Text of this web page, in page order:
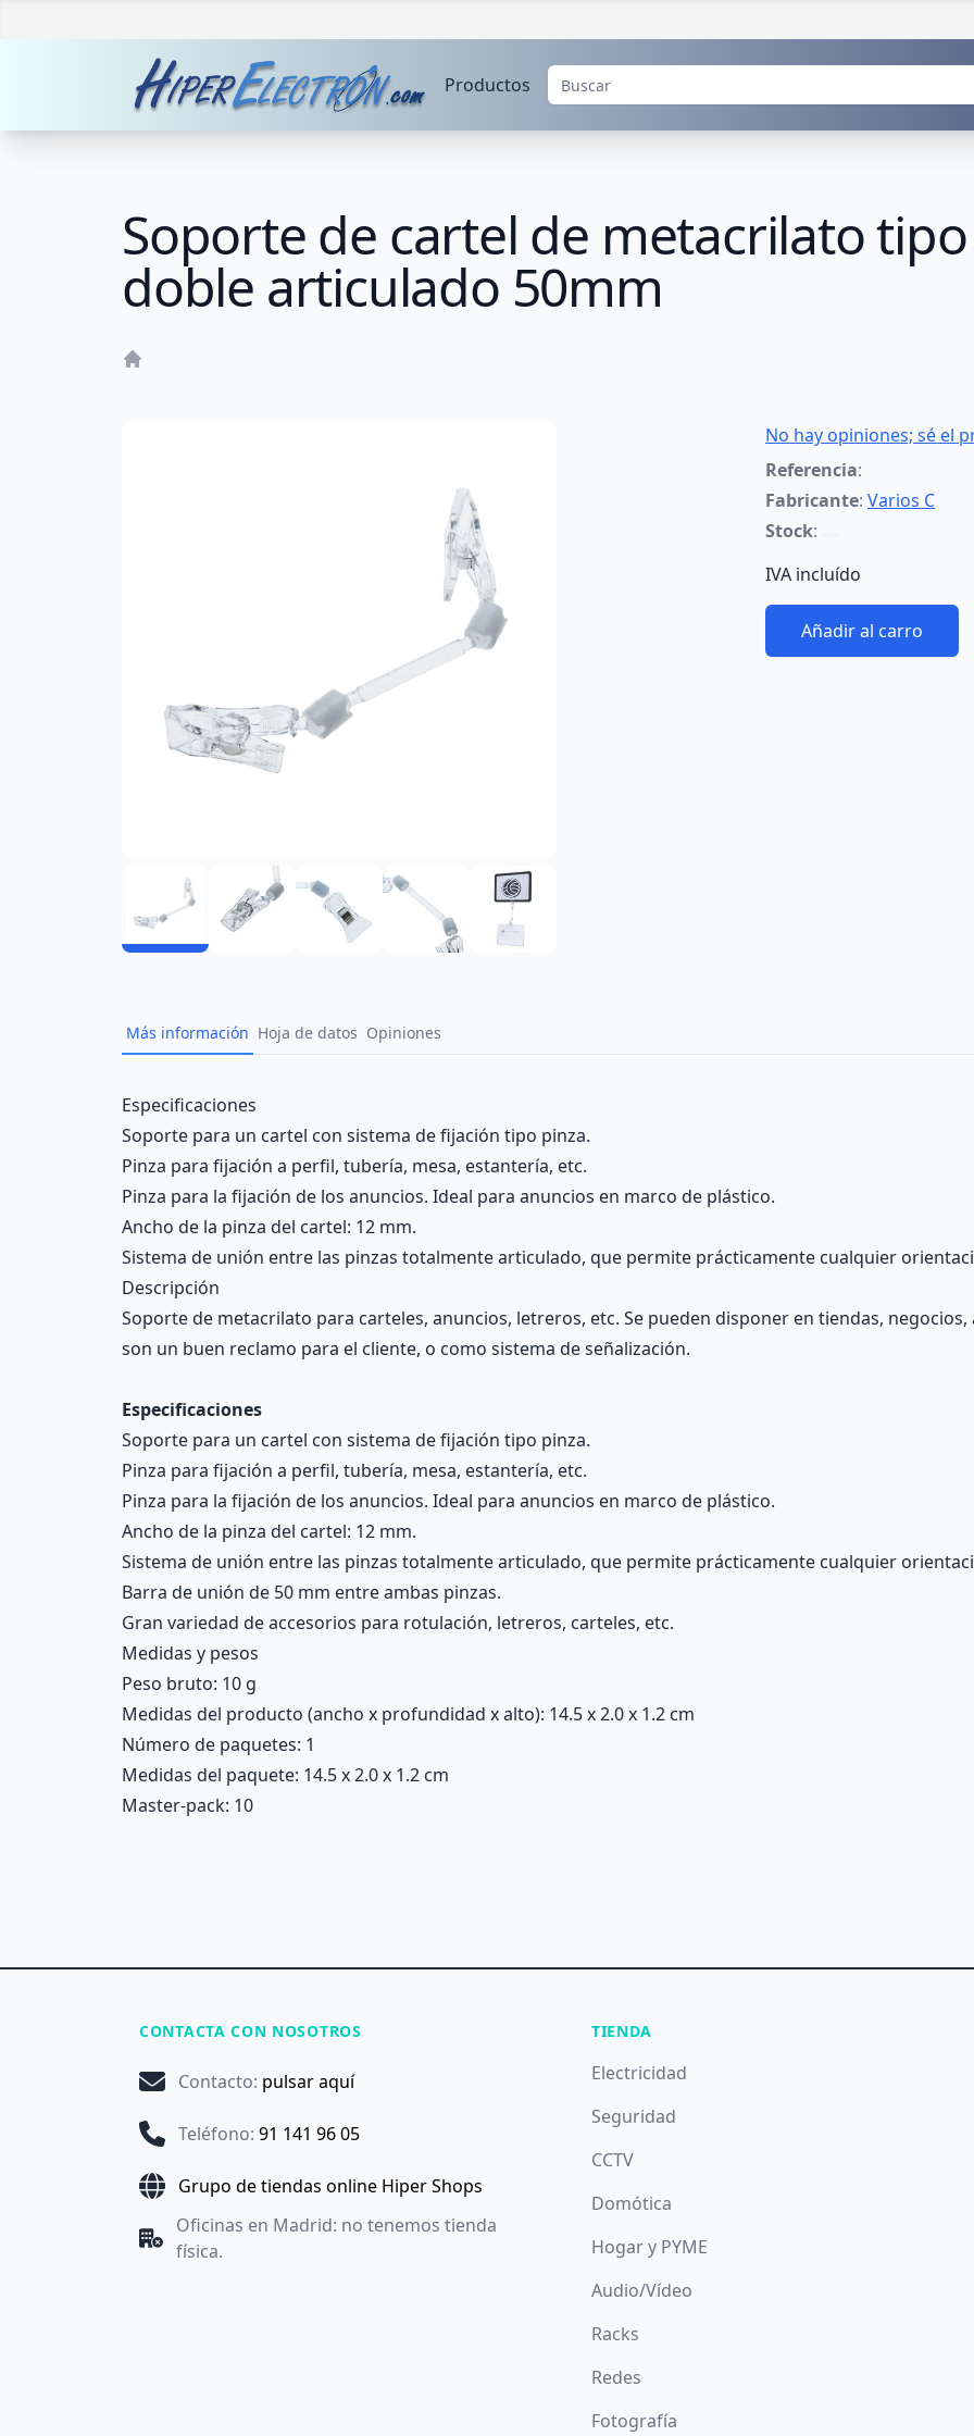
Productos
Soporte de cartel de metacrilato
doble articulado 50mm
No hay opiniones; sé el
Referencia:
Fabricante: Varios C
Stock:
IVA incluído
Añadir al carro
Más información Hoja de datos Opiniones
Description
Especificaciones
Soporte para un cartel con sistema de fijación tipo pinza.
Pinza para fijación a perfil, tubería, mesa, estantería, etc.
Pinza para la fijación de los anuncios. Ideal para anuncios en marco de plástico.
Ancho de la pinza del cartel: 12 mm.
Sistema de unión entre las pinzas totalmente articulado, que permite prácticamente cualquier
Descripción
Soporte de metacrilato para carteles, anuncios, letreros, etc. Se pueden disponer en tiendas,
son un buen reclamo para el cliente, o como sistema de señalización.
Especificaciones
Soporte para un cartel con sistema de fijación tipo pinza.
Pinza para fijación a perfil, tubería, mesa, estantería, etc.
Pinza para la fijación de los anuncios. Ideal para anuncios en marco de plástico.
Ancho de la pinza del cartel: 12 mm.
Sistema de unión entre las pinzas totalmente articulado, que permite prácticamente cualquier
Barra de unión de 50 mm entre ambas pinzas.
Gran variedad de accesorios para rotulación, letreros, carteles, etc.
Medidas y pesos
Peso bruto: 10 g
Medidas del producto (ancho x profundidad x alto): 14.5 x 2.0 x 1.2 cm
Número de paquetes: 1
Medidas del paquete: 14.5 x 2.0 x 1.2 cm
Master-pack: 10
CONTACTA CON NOSOTROS
Contacto: pulsar aquí
Teléfono: 91 141 96 05
Grupo de tiendas online Hiper Shops
Oficinas en Madrid: no tenemos tienda
física.
TIENDA
Electricidad
Seguridad
CCTV
Domótica
Hogar y PYME
Audio/Vídeo
Racks
Redes
Fotografía